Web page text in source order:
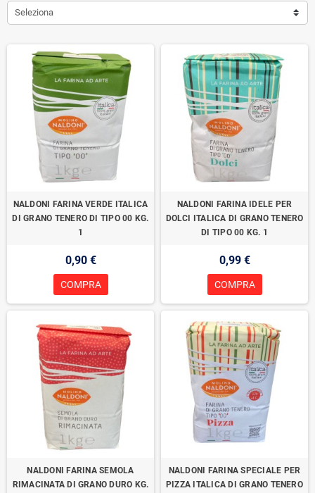
Seleziona
NALDONI FARINA VERDE ITALICA
DI GRANO TENERO DI TIPO 00 KG.
1
0,90 €
COMPRA
NALDONI FARINA IDELE PER
DOLCI ITALICA DI GRANO TENERO
DI TIPO 00 KG. 1
0,99 €
COMPRA
NALDONI FARINA SEMOLA
RIMACINATA DI GRANO DURO KG.
NALDONI FARINA SPECIALE PER
PIZZA ITALICA DI GRANO TENERO